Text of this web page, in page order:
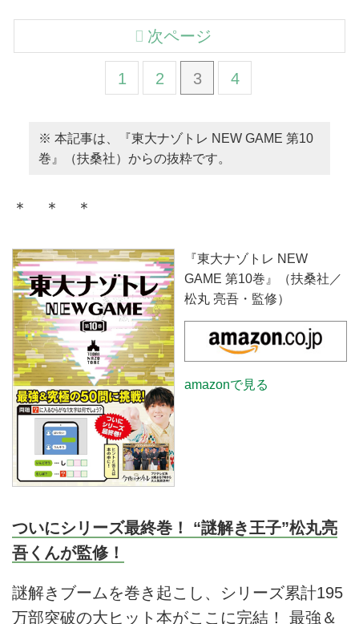
1 2 3 4
次ページ
※ 本記事は、『東大ナゾトレ NEW GAME 第10
巻』（扶桑社）からの抜粋です。
＊ ＊ ＊
『東大ナゾトレ NEW
GAME 第10巻』（扶桑社／
松丸 亮吾・監修）
amazonで見る
ついにシリーズ最終巻！ “謎解き王子”松丸亮
吾くんが監修！
謎解きブームを巻き起こし、シリーズ累計195
万部突破の大ヒット本がここに完結！ 最強＆